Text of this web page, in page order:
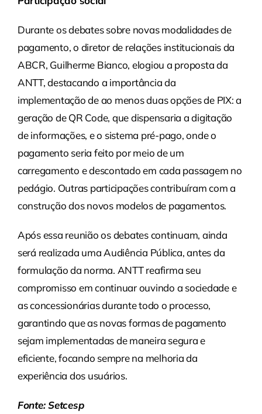
Durante os debates sobre novas modalidades de
pagamento, o diretor de relações institucionais da
ABCR, Guilherme Bianco, elogiou a proposta da
ANTT, destacando a importância da
implementação de ao menos duas opções de PIX: a
geração de QR Code, que dispensaria a digitação
de informações, e o sistema pré-pago, onde o
pagamento seria feito por meio de um
carregamento e descontado em cada passagem no
pedágio. Outras participações contribuíram com a
construção dos novos modelos de pagamentos.
Após essa reunião os debates continuam, ainda
será realizada uma Audiência Pública, antes da
formulação da norma. ANTT reafirma seu
compromisso em continuar ouvindo a sociedade e
as concessionárias durante todo o processo,
garantindo que as novas formas de pagamento
sejam implementadas de maneira segura e
eficiente, focando sempre na melhoria da
experiência dos usuários.
Fonte: Setcesp